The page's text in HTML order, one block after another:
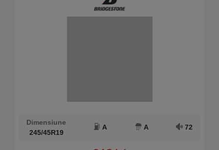
Dimensiune
245/45R19
A A 72